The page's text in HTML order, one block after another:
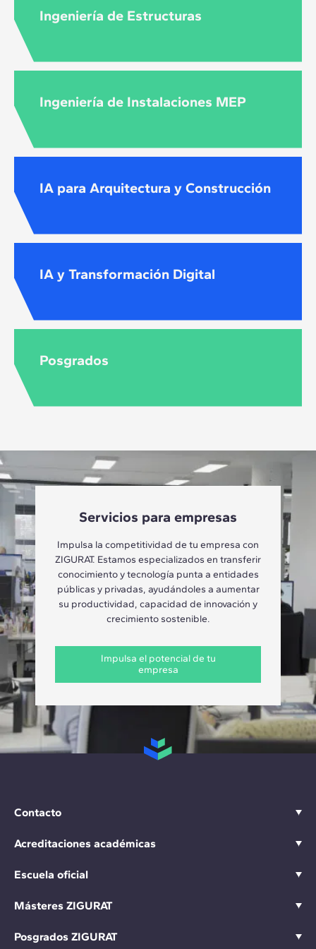
Ingeniería de Estructuras
Ingeniería de Instalaciones MEP
IA para Arquitectura y Construcción
IA y Transformación Digital
Posgrados
Servicios para empresas
Impulsa la competitividad de tu empresa con
ZIGURAT. Estamos especializados en transferir
conocimiento y tecnología punta a entidades
públicas y privadas, ayudándoles a aumentar
su productividad, capacidad de innovación y
crecimiento sostenible.
Impulsa el potencial de tu
empresa
Contacto
Acreditaciones académicas
Escuela oficial
Másteres ZIGURAT
Posgrados ZIGURAT